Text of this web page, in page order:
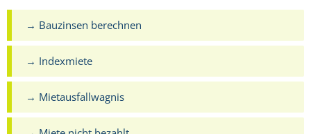
→ Bauzinsen berechnen
→ Indexmiete
→ Mietausfallwagnis